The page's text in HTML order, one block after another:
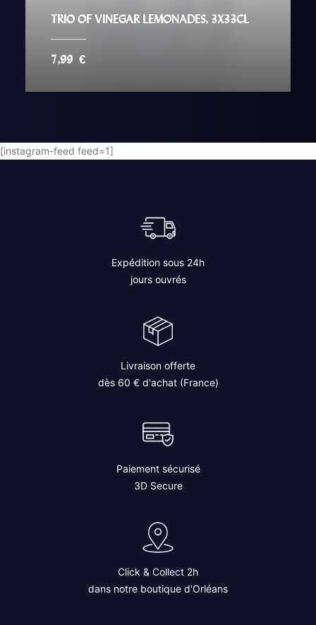
TRIO OF VINEGAR LEMONADES, 3X33CL
7,99 €
[instagram-feed feed=1]
Expédition sous 24h
jours ouvrés
Livraison offerte
dès 60 € d'achat (France)
Paiement sécurisé
3D Secure
Click & Collect 2h
dans notre boutique d'Orléans